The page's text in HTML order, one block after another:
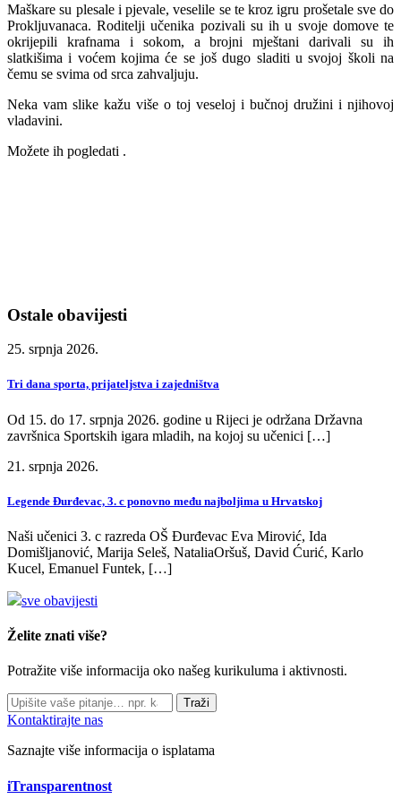
Maškare su plesale i pjevale, veselile se te kroz igru prošetale sve do
Prokljuvanaca. Roditelji učenika pozivali su ih u svoje domove te
okrijepili krafnama i sokom, a brojni mještani darivali su ih
slatkišima i voćem kojima će se još dugo sladiti u svojoj školi na
čemu se svima od srca zahvaljuju.
Neka vam slike kažu više o toj veseloj i bučnoj družini i njihovoj
vladavini.
Možete ih pogledati .
Ostale obavijesti
25. srpnja 2026.
Tri dana sporta, prijateljstva i zajedništva
Od 15. do 17. srpnja 2026. godine u Rijeci je održana Državna
završnica Sportskih igara mladih, na kojoj su učenici […]
21. srpnja 2026.
Legende Đurđevac, 3. c ponovno među najboljima u Hrvatskoj
Naši učenici 3. c razreda OŠ Đurđevac Eva Mirović, Ida
Domišljanović, Marija Seleš, NataliaOršuš, David Ćurić, Karlo
Kucel, Emanuel Funtek, […]
sve obavijesti
Želite znati više?
Potražite više informacija oko našeg kurikuluma i aktivnosti.
Traži
Kontaktirajte nas
Saznajte više informacija o isplatama
iTransparentnost